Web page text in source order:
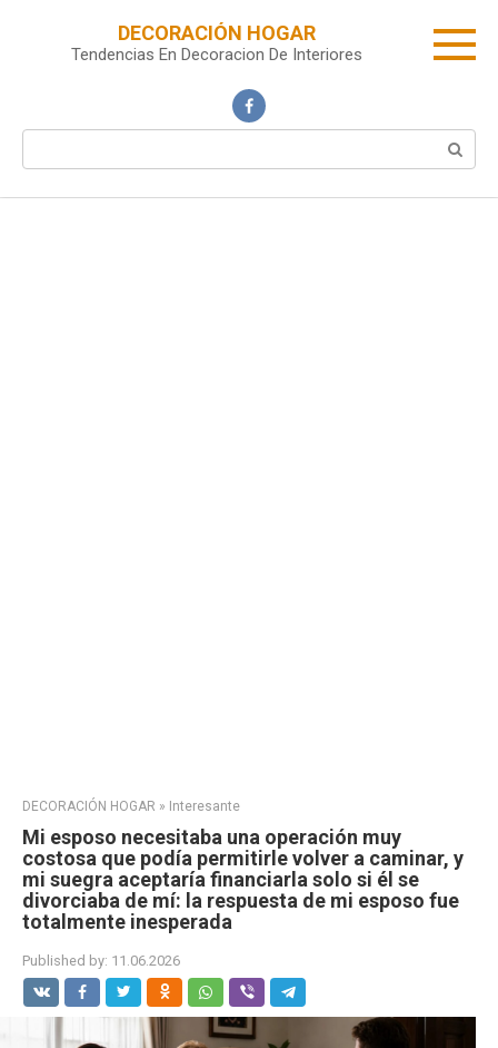
DECORACIÓN HOGAR
Tendencias En Decoracion De Interiores
DECORACIÓN HOGAR » Interesante
Mi esposo necesitaba una operación muy
costosa que podía permitirle volver a caminar, y
mi suegra aceptaría financiarla solo si él se
divorciaba de mí: la respuesta de mi esposo fue
totalmente inesperada
Published by: 11.06.2026